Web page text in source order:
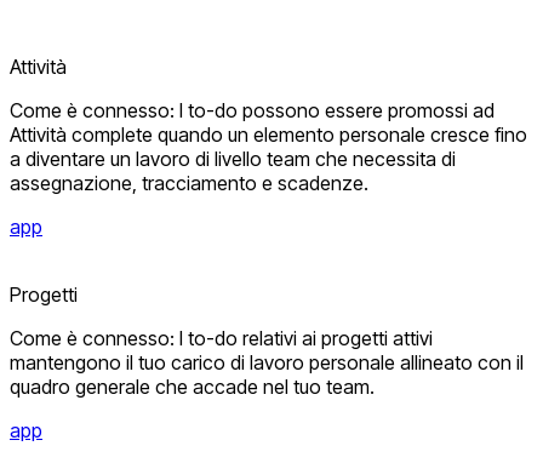
Attività
Come è connesso: I to-do possono essere promossi ad
Attività complete quando un elemento personale cresce fino
a diventare un lavoro di livello team che necessita di
assegnazione, tracciamento e scadenze.
app
Progetti
Come è connesso: I to-do relativi ai progetti attivi
mantengono il tuo carico di lavoro personale allineato con il
quadro generale che accade nel tuo team.
app